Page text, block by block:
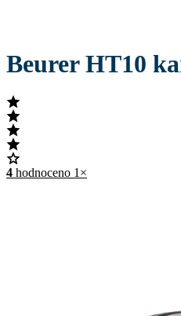
Beurer HT10
4 hodnoceno 1×